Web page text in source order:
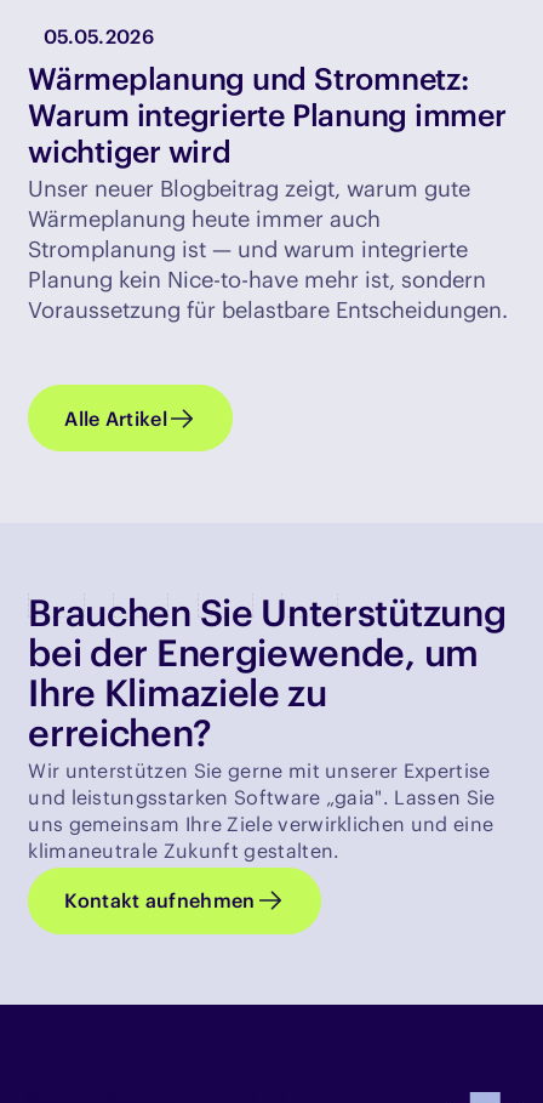
05.05.2026
Wärmeplanung und Stromnetz:
Warum integrierte Planung immer
wichtiger wird
Unser neuer Blogbeitrag zeigt, warum gute
Wärmeplanung heute immer auch
Stromplanung ist — und warum integrierte
Planung kein Nice-to-have mehr ist, sondern
Voraussetzung für belastbare Entscheidungen.
Alle Artikel
Brauchen Sie Unterstützung
bei der Energiewende, um
Ihre Klimaziele zu
erreichen?
Wir unterstützen Sie gerne mit unserer Expertise
und leistungsstarken Software „gaia". Lassen Sie
uns gemeinsam Ihre Ziele verwirklichen und eine
klimaneutrale Zukunft gestalten.
Kontakt aufnehmen